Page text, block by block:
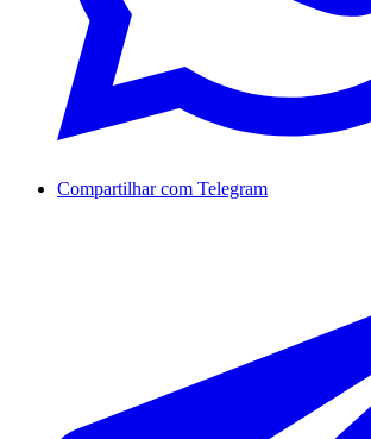
Compartilhar com Telegram